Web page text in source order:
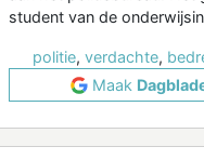
student van de
politie, verdachte,
Maak